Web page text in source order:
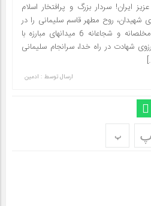
ایران! سردار بزرگ و پرافتخار اسلام
روح مطهر قاسم سلیمانی را در
آغوش گرفتند. سالها مجاهدت مخلصانه و شجاعانه 6 میدانهای مبارزه با
شهادت در راه خدا، سرانجام سلیمانی
ارسال توسط : ادمین
پ پ